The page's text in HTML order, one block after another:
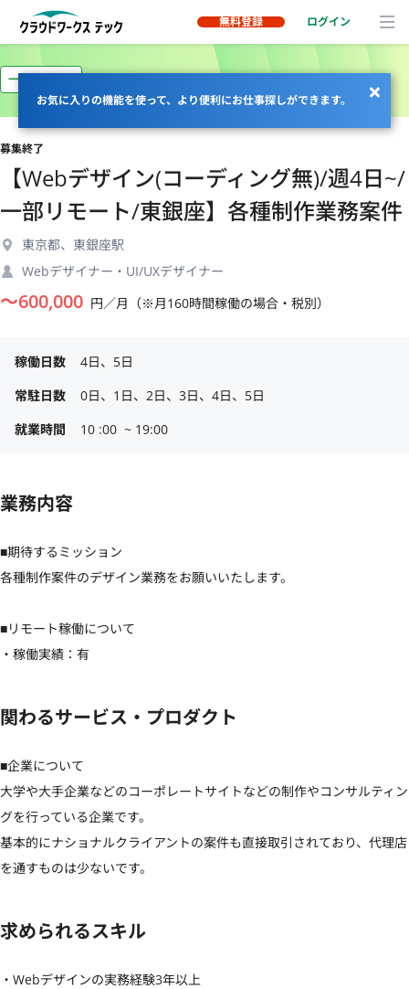
無料登録 ログイン
お気に入りの機能を使って、より便利にお仕事探しができます。
一部リモート
募集終了
【Webデザイン(コーディング無)/週4日~/
一部リモート/東銀座】各種制作業務案件
東京都、東銀座駅
Webデザイナー・UI/UXデザイナー
〜600,000 円／月（※月160時間稼働の場合・税別）
稼働日数
4日、5日
常駐日数
0日、1日、2日、3日、4日、5日
就業時間
10 :00  ~ 19:00
業務内容
■期待するミッション
各種制作案件のデザイン業務をお願いいたします。
■リモート稼働について
・稼働実績：有
関わるサービス・プロダクト
■企業について
大学や大手企業などのコーポレートサイトなどの制作やコンサルティン
グを行っている企業です。
基本的にナショナルクライアントの案件も直接取引されており、代理店
を通すものは少ないです。
求められるスキル
・Webデザインの実務経験3年以上